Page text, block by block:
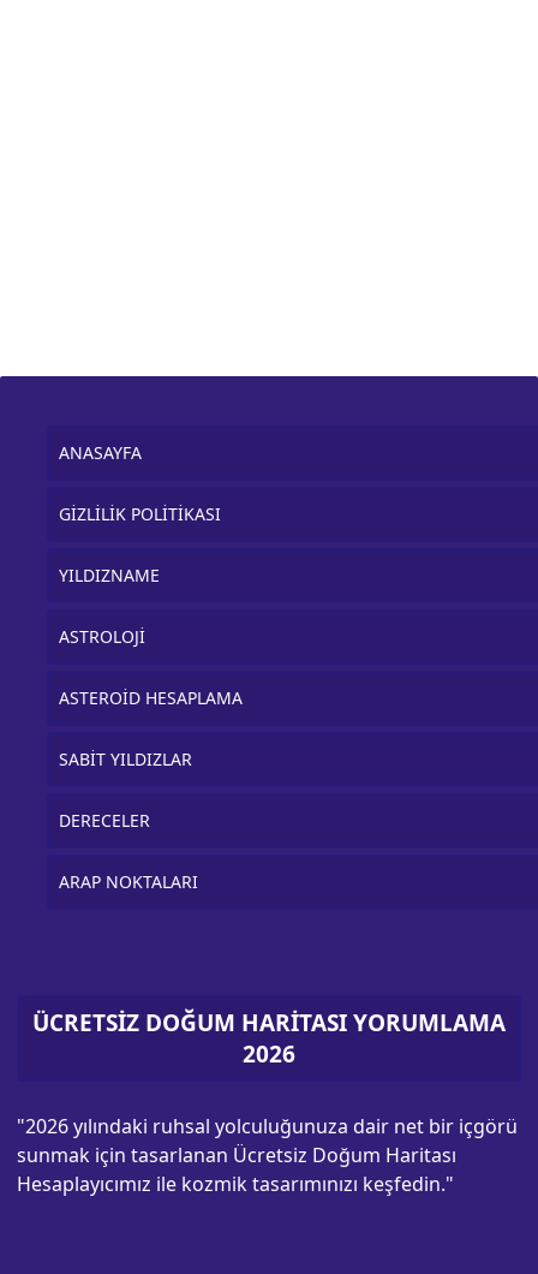
ANASAYFA
GİZLİLİK POLİTİKASI
YILDIZNAME
ASTROLOJİ
ASTEROİD HESAPLAMA
SABİT YILDIZLAR
DERECELER
ARAP NOKTALARI
ÜCRETSİZ DOĞUM HARİTASI YORUMLAMA
2026
"2026 yılındaki ruhsal yolculuğunuza dair net bir içgörü
sunmak için tasarlanan Ücretsiz Doğum Haritası
Hesaplayıcımız ile kozmik tasarımınızı keşfedin."